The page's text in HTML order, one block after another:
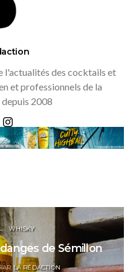
l'actualités des cocktails et
et professionnels de la
2008
WHISKY
de Sémillon
LA RÉDACTION